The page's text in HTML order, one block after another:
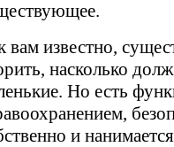
вам известно,
насколько
Но есть
и